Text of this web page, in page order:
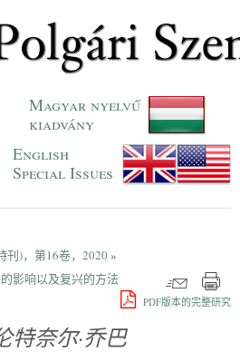
Magyar nyelvű
kiadvány
English
Special Issues
刊)，第16卷，2020»
影响以及复兴的方法
PDF版本的完整研究
特奈尔·乔巴